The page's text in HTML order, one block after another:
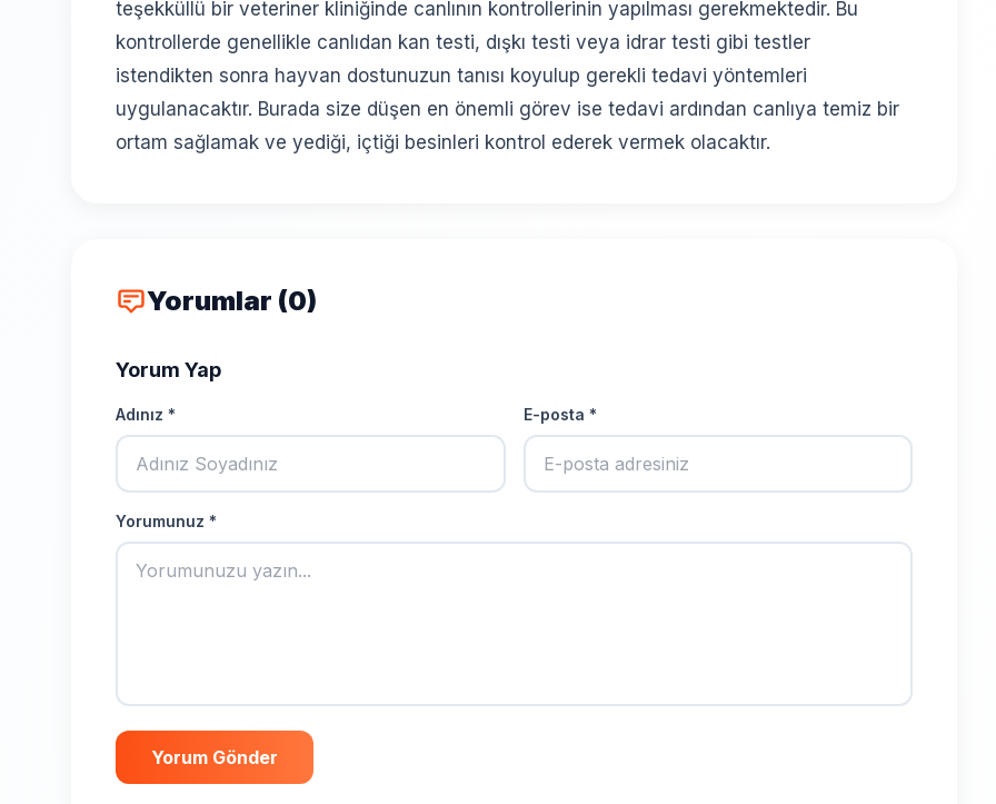
teşekküllü bir veteriner kliniğinde canlının kontrollerinin yapılması gerekmektedir. Bu
kontrollerde genellikle canlıdan kan testi, dışkı testi veya idrar testi gibi testler
istendikten sonra hayvan dostunuzun tanısı koyulup gerekli tedavi yöntemleri
uygulanacaktır. Burada size düşen en önemli görev ise tedavi ardından canlıya temiz bir
ortam sağlamak ve yediği, içtiği besinleri kontrol ederek vermek olacaktır.
Yorumlar (0)
Yorum Yap
Adınız * E-posta *
Yorumunuz *
Yorum Gönder